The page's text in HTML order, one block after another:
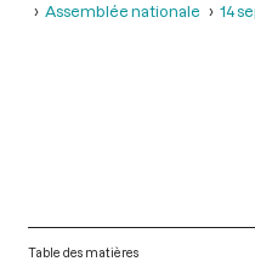
Assemblée nationale
14
Table des matières